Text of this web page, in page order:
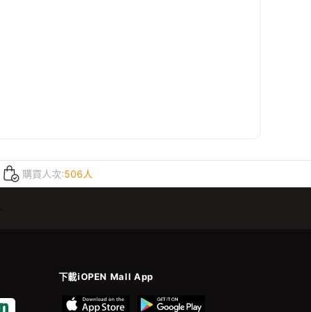
購買人次:506人
下載iOPEN Mall App